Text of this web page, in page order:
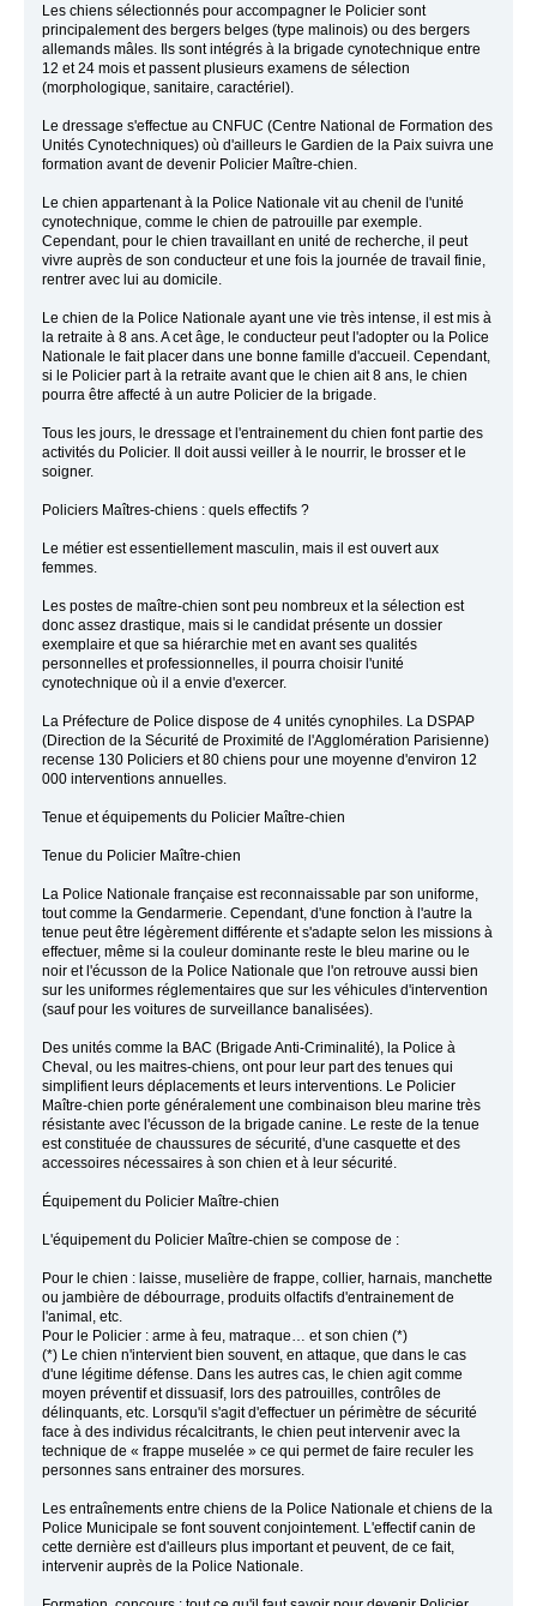
Les chiens sélectionnés pour accompagner le Policier sont
principalement des bergers belges (type malinois) ou des bergers
allemands mâles. Ils sont intégrés à la brigade cynotechnique entre
12 et 24 mois et passent plusieurs examens de sélection
(morphologique, sanitaire, caractériel).
Le dressage s'effectue au CNFUC (Centre National de Formation des
Unités Cynotechniques) où d'ailleurs le Gardien de la Paix suivra une
formation avant de devenir Policier Maître-chien.
Le chien appartenant à la Police Nationale vit au chenil de l'unité
cynotechnique, comme le chien de patrouille par exemple.
Cependant, pour le chien travaillant en unité de recherche, il peut
vivre auprès de son conducteur et une fois la journée de travail finie,
rentrer avec lui au domicile.
Le chien de la Police Nationale ayant une vie très intense, il est mis à
la retraite à 8 ans. A cet âge, le conducteur peut l'adopter ou la Police
Nationale le fait placer dans une bonne famille d'accueil. Cependant,
si le Policier part à la retraite avant que le chien ait 8 ans, le chien
pourra être affecté à un autre Policier de la brigade.
Tous les jours, le dressage et l'entrainement du chien font partie des
activités du Policier. Il doit aussi veiller à le nourrir, le brosser et le
soigner.
Policiers Maîtres-chiens : quels effectifs ?
Le métier est essentiellement masculin, mais il est ouvert aux
femmes.
Les postes de maître-chien sont peu nombreux et la sélection est
donc assez drastique, mais si le candidat présente un dossier
exemplaire et que sa hiérarchie met en avant ses qualités
personnelles et professionnelles, il pourra choisir l'unité
cynotechnique où il a envie d'exercer.
La Préfecture de Police dispose de 4 unités cynophiles. La DSPAP
(Direction de la Sécurité de Proximité de l'Agglomération Parisienne)
recense 130 Policiers et 80 chiens pour une moyenne d'environ 12
000 interventions annuelles.
Tenue et équipements du Policier Maître-chien
Tenue du Policier Maître-chien
La Police Nationale française est reconnaissable par son uniforme,
tout comme la Gendarmerie. Cependant, d'une fonction à l'autre la
tenue peut être légèrement différente et s'adapte selon les missions à
effectuer, même si la couleur dominante reste le bleu marine ou le
noir et l'écusson de la Police Nationale que l'on retrouve aussi bien
sur les uniformes réglementaires que sur les véhicules d'intervention
(sauf pour les voitures de surveillance banalisées).
Des unités comme la BAC (Brigade Anti-Criminalité), la Police à
Cheval, ou les maitres-chiens, ont pour leur part des tenues qui
simplifient leurs déplacements et leurs interventions. Le Policier
Maître-chien porte généralement une combinaison bleu marine très
résistante avec l'écusson de la brigade canine. Le reste de la tenue
est constituée de chaussures de sécurité, d'une casquette et des
accessoires nécessaires à son chien et à leur sécurité.
Équipement du Policier Maître-chien
L'équipement du Policier Maître-chien se compose de :
Pour le chien : laisse, muselière de frappe, collier, harnais, manchette
ou jambière de débourrage, produits olfactifs d'entrainement de
l'animal, etc.
Pour le Policier : arme à feu, matraque… et son chien (*)
(*) Le chien n'intervient bien souvent, en attaque, que dans le cas
d'une légitime défense. Dans les autres cas, le chien agit comme
moyen préventif et dissuasif, lors des patrouilles, contrôles de
délinquants, etc. Lorsqu'il s'agit d'effectuer un périmètre de sécurité
face à des individus récalcitrants, le chien peut intervenir avec la
technique de « frappe muselée » ce qui permet de faire reculer les
personnes sans entrainer des morsures.
Les entraînements entre chiens de la Police Nationale et chiens de la
Police Municipale se font souvent conjointement. L'effectif canin de
cette dernière est d'ailleurs plus important et peuvent, de ce fait,
intervenir auprès de la Police Nationale.